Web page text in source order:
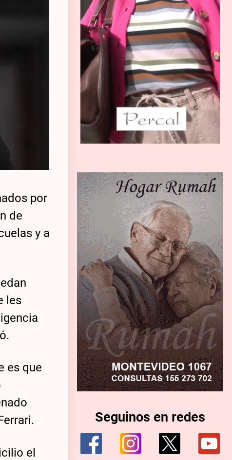
por
de
y a
les
es que
el
Seguinos en redes